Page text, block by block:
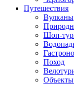
Путешествия
Вулканы
Шоп-
Поход